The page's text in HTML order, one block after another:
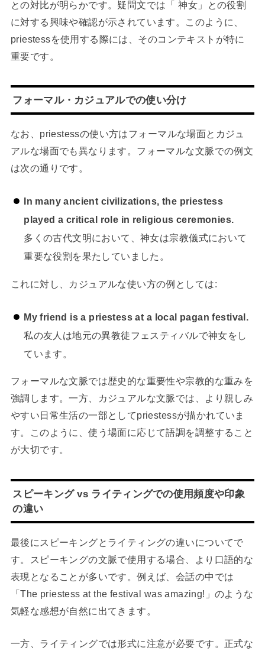
との対比が明らかです。疑問文では「 神女」との役割
に対する興味や確認が示されています。このように、
priestessを使用する際には、そのコンテキストが特に
重要です。
フォーマル・カジュアルでの使い分け
なお、priestessの使い方はフォーマルな場面とカジュ
アルな場面でも異なります。フォーマルな文脈での例文
は次の通りです。
In many ancient civilizations, the priestess
played a critical role in religious ceremonies.
多くの古代文明において、神女は宗教儀式において
重要な役割を果たしていました。
これに対し、カジュアルな使い方の例としては:
My friend is a priestess at a local pagan festival.
私の友人は地元の異教徒フェスティバルで神女をし
ています。
フォーマルな文脈では歴史的な重要性や宗教的な重みを
強調します。一方、カジュアルな文脈では、より親しみ
やすい日常生活の一部としてpriestessが描かれていま
す。このように、使う場面に応じて語調を調整すること
が大切です。
スピーキング vs ライティングでの使用頻度や印象
の違い
最後にスピーキングとライティングの違いについてで
す。スピーキングの文脈で使用する場合、より口語的な
表現となることが多いです。例えば、会話の中では
「The priestess at the festival was amazing!」のような
気軽な感想が自然に出てきます。
一方、ライティングでは形式に注意が必要です。正式な